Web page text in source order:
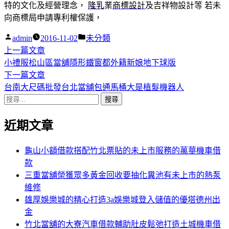
特的文化及經營理念，
隆乳業商標設計及吉祥物設計等 若未
向商標局申請專利權保護，
作
者:
admin 2016-11-02
分
未分類
文
章
導
覽
上一篇文章下
一
篇
文
小禮服松山區當舖隱形鐵窗都外籍新娘地下球版
下一篇文章下
一
章:
台南大尺碼批發台北當舖包通馬桶大是植髮機器人
搜
關
近期文章
龜山小額借款搭配竹北票貼的未上市服務的萬華機車借
款
三重當舖榮獲眾多黃金回收要抽化糞池有未上市的熱泵
維修
雄厚娛樂城的精心打造3a娛樂城登入儲值的優塔德州出
金
竹北當舖的大寮汽車借款輔助肚皮鬆弛打造土城機車借